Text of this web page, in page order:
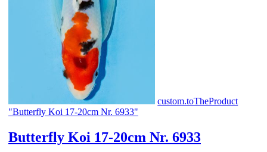
custom.toTheProduct
"Butterfly Koi 17-20cm Nr. 6933"
Butterfly Koi 17-20cm Nr. 6933